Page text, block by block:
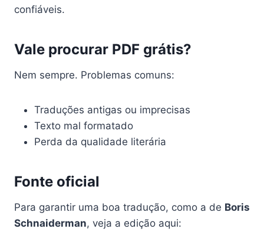
confiáveis.
Vale procurar PDF grátis?
Nem sempre. Problemas comuns:
Traduções antigas ou imprecisas
Texto mal formatado
Perda da qualidade literária
Fonte oficial
Para garantir uma boa tradução, como a de Boris
Schnaiderman, veja a edição aqui: